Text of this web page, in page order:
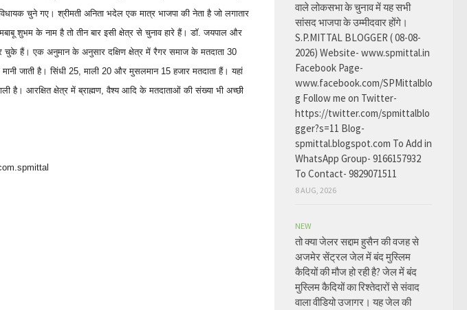
चुने गए। श्रीमती अनिता भदेल एक मात्र भाजपा की नेता है जो लगातार
शुभम के नाम है तो तीन बार इसी क्षेत्र से चुनाव हारे हैं। डाॅ. जयपाल और
चुके हैं। एक अनुमान के अनुसार दक्षिण क्षेत्र में रैगर समाज के मतदाता 30
जाती है। सिंधी 25, माली 20 और मुसलमान 15 हजार मतदाता हैं। यहां
है। आरक्षित क्षेत्र में ब्राह्मण, वैश्य आदि के मतदाताओं की संख्या भी अच्छी
वाले लोकसभा के चुनाव में यह सभी
सांसद भाजपा के उम्मीदवार होंगे।
S.P.MITTAL BLOGGER ( 08-08-
2026) Website- www.spmittal.in
Facebook Page-
www.facebook.com/SPMittalblo
g Follow me on Twitter-
https://twitter.com/spmittalblo
gger?s=11 Blog-
spmittal.blogspot.com To Add in
WhatsApp Group- 9166157932
To Contact- 9829071511
8 AUG, 2026
NEW
तो क्या जेलर सद्दाम हुसैन की वजह से
अजमेर सेंट्रल जेल में बंद मुस्लिम
कैदियों की मौज हो रही है? जेल में बंद
मुस्लिम कैदियों का रिश्तेदारों से संवाद
वाला वीडियो उजागर। यह जेल की